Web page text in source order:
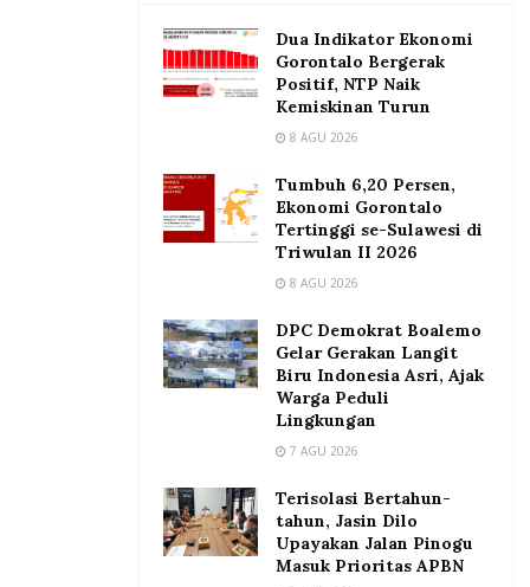
Dua Indikator Ekonomi
Gorontalo Bergerak
Positif, NTP Naik
Kemiskinan Turun
8 AGU 2026
Tumbuh 6,20 Persen,
Ekonomi Gorontalo
Tertinggi se-Sulawesi di
Triwulan II 2026
8 AGU 2026
DPC Demokrat Boalemo
Gelar Gerakan Langit
Biru Indonesia Asri, Ajak
Warga Peduli
Lingkungan
7 AGU 2026
Terisolasi Bertahun-
tahun, Jasin Dilo
Upayakan Jalan Pinogu
Masuk Prioritas APBN